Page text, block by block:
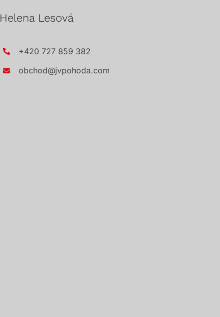
Helena Lesová
+420 727 859 382
obchod@jvpohoda.com